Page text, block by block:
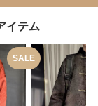
イテム
SALE